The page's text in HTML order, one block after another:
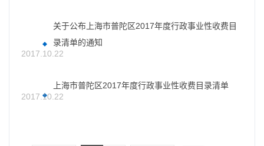
关于公布上海市普陀区2017年度行政事业性收费目
录清单的通知
2017.10.22
上海市普陀区2017年度行政事业性收费目录清单
2017.10.22